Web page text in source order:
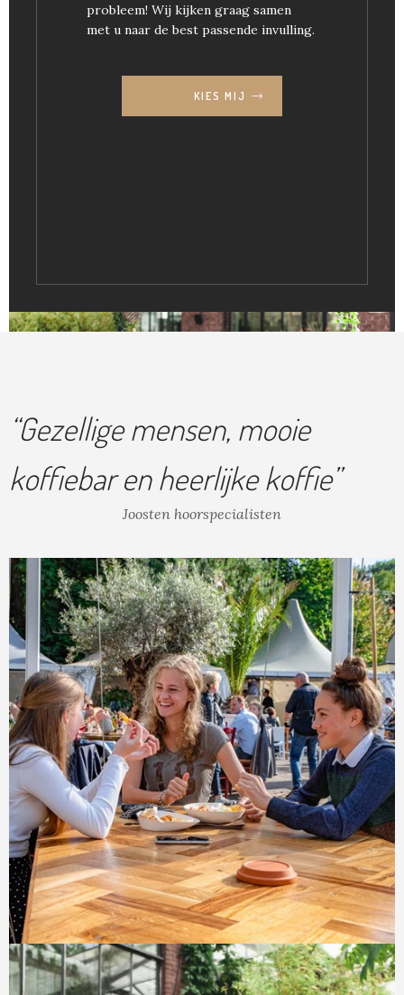
probleem! Wij kijken graag samen
met u naar de best passende invulling.
KIES MIJ
“Gezellige mensen, mooie
koffiebar en heerlijke koffie”
Joosten hoorspecialisten